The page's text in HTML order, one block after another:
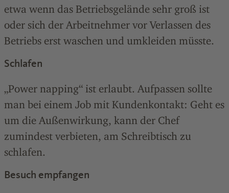
etwa wenn das Betriebsgelände sehr groß ist
oder sich der Arbeitnehmer vor Verlassen des
Betriebs erst waschen und umkleiden müsste.
Schlafen
„Power napping“ ist erlaubt. Aufpassen sollte
man bei einem Job mit Kundenkontakt: Geht es
um die Außenwirkung, kann der Chef
zumindest verbieten, am Schreibtisch zu
schlafen.
Besuch empfangen